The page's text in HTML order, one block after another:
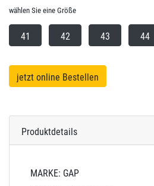
wählen Sie eine Größe
41 42 43 44
jetzt online Bestellen
Produktdetails
MARKE: GAP